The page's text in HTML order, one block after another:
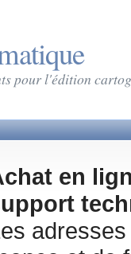
pour l'édition
en